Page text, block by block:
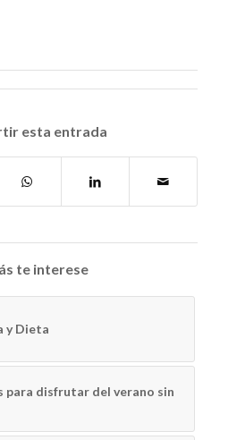
esta entrada
te interese
y Dieta
para disfrutar del verano sin